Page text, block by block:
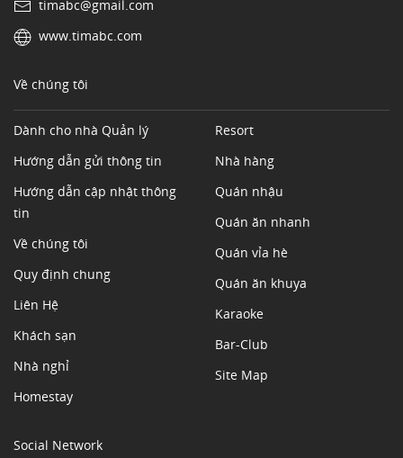
timabc@gmail.com
www.timabc.com
Về chúng tôi
Dành cho nhà Quản lý
Hướng dẫn gửi thông tin
Hướng dẫn cập nhật thông
tin
Về chúng tôi
Quy định chung
Liên Hệ
Khách sạn
Nhà nghỉ
Homestay
Resort
Nhà hàng
Quán nhậu
Quán ăn nhanh
Quán vỉa hè
Quán ăn khuya
Karaoke
Bar-Club
Site Map
Social Network